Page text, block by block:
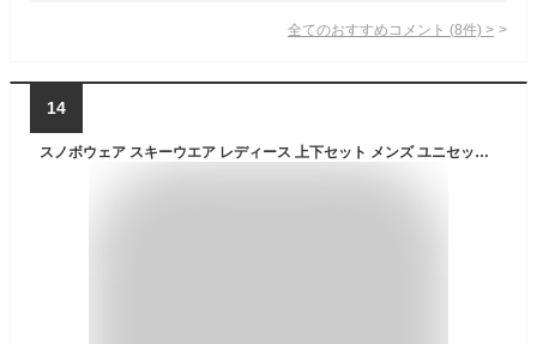
全てのおすすめコメント (8件) >
14
スノボウェア スキーウエア レディース 上下セット メンズ ユニセックス スノーボード ウェア- スキーウエア スノーウェア スキー